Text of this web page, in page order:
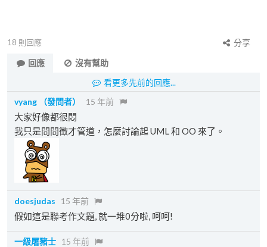
18 則回應
分享
回應
沒有幫助
看更多先前的回應...
vyang
（發問者） 15 年前
大家好像都很悶
我只是問問徵才管道，怎麼討論起 UML 和 OO 來了。
doesjudas 15 年前
假如這是聯考作文題, 就一堆0分啦, 呵呵!
一級屠豬士 15 年前